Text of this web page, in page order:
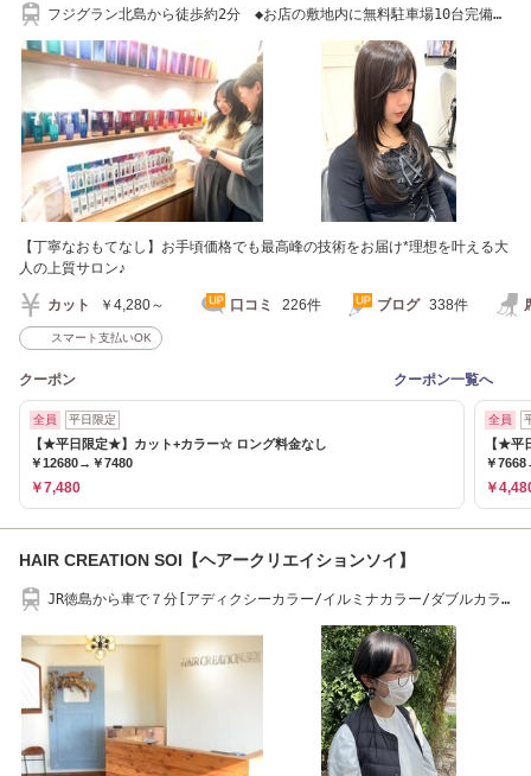
フジグラン北島から徒歩約2分 ◆お店の敷地内に無料駐車場10台完備し
【丁寧なおもてなし】お手頃価格でも最高峰の技術をお届け*理想を叶える大
人の上質サロン♪
カット ￥4,280～ 口コミ 226件 ブログ 338件
スマート支払いOK
クーポン クーポン一覧へ
全員 平日限定
【★平日限定★】カット+カラー☆ ロング料金なし
￥12680→￥7480
￥7,480
全員
【★平
￥
￥
HAIR CREATION SOI【ヘアークリエイションソイ】
JR徳島から車で７分[アディクシーカラー/イルミナカラー/ダブルカラ